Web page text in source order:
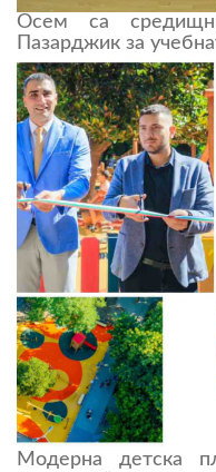
Осем са
Пазарджик за
Модерна детска